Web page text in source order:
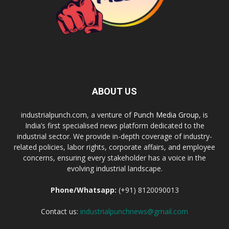
ABOUT US
industrialpunch.com, a venture of Punch Media Group, is
India’s first specialised news platform dedicated to the
industrial sector. We provide in-depth coverage of industry-
related policies, labor rights, corporate affairs, and employee
concerns, ensuring every stakeholder has a voice in the
evolving industrial landscape.
Phone/Whatsapp: (+91) 8120090013
Contact us: industrialpunchnews@gmail.com